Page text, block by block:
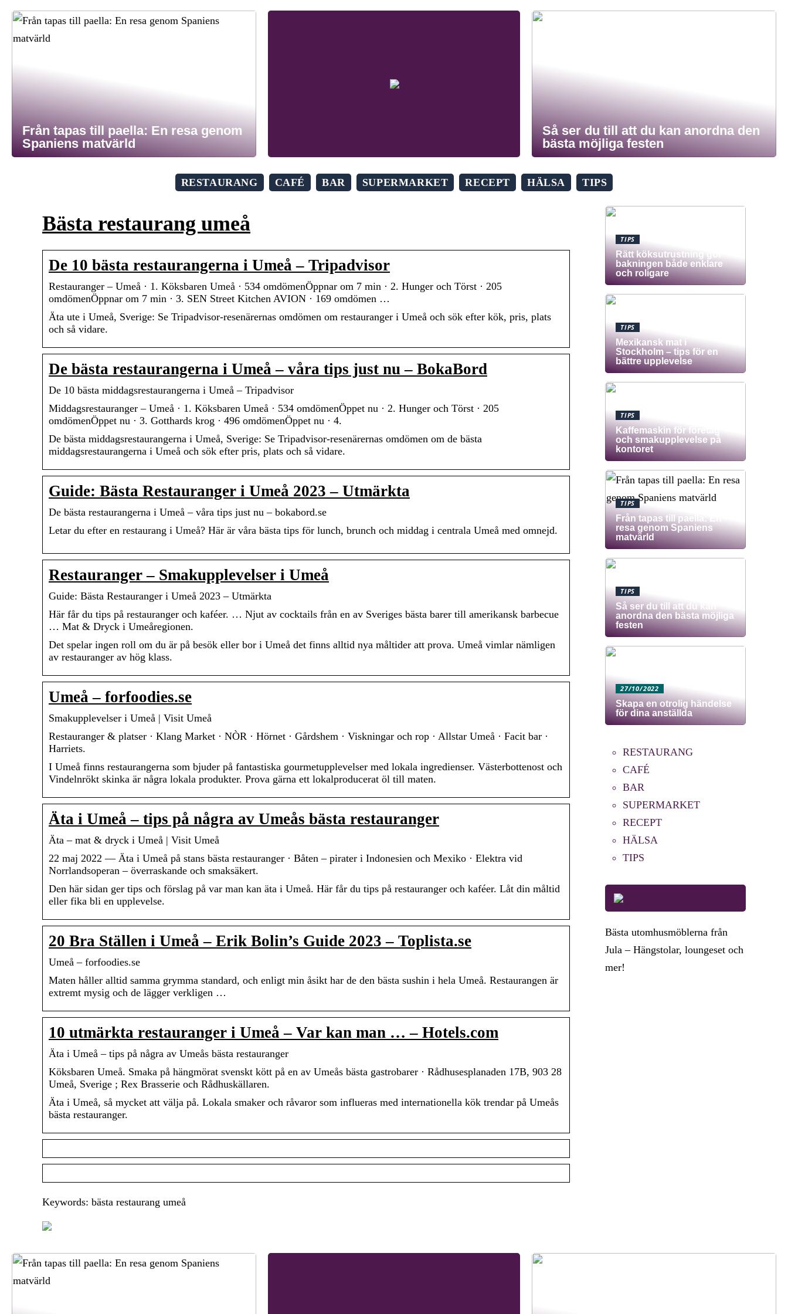
Från tapas till paella: En resa genom
Spaniens matvärld
Så ser du till att du kan anordna den
bästa möjliga festen
RESTAURANG CAFÉ BAR SUPERMARKET RECEPT HÄLSA TIPS
Bästa restaurang umeå
De 10 bästa restaurangerna i Umeå – Tripadvisor
Restauranger – Umeå · 1. Köksbaren Umeå · 534 omdömenÖppnar om 7 min · 2. Hunger och Törst · 205
omdömenÖppnar om 7 min · 3. SEN Street Kitchen AVION · 169 omdömen …
Äta ute i Umeå, Sverige: Se Tripadvisor-resenärernas omdömen om restauranger i Umeå och sök efter kök, pris, plats
och så vidare.
De bästa restaurangerna i Umeå – våra tips just nu – BokaBord
De 10 bästa middagsrestaurangerna i Umeå – Tripadvisor
Middagsrestauranger – Umeå · 1. Köksbaren Umeå · 534 omdömenÖppet nu · 2. Hunger och Törst · 205
omdömenÖppet nu · 3. Gotthards krog · 496 omdömenÖppet nu · 4.
De bästa middagsrestaurangerna i Umeå, Sverige: Se Tripadvisor-resenärernas omdömen om de bästa
middagsrestaurangerna i Umeå och sök efter pris, plats och så vidare.
Guide: Bästa Restauranger i Umeå 2023 – Utmärkta
De bästa restaurangerna i Umeå – våra tips just nu – bokabord.se
Letar du efter en restaurang i Umeå? Här är våra bästa tips för lunch, brunch och middag i centrala Umeå med omnejd.
Restauranger – Smakupplevelser i Umeå
Guide: Bästa Restauranger i Umeå 2023 – Utmärkta
Här får du tips på restauranger och kaféer. … Njut av cocktails från en av Sveriges bästa barer till amerikansk barbecue
… Mat & Dryck i Umeåregionen.
Det spelar ingen roll om du är på besök eller bor i Umeå det finns alltid nya måltider att prova. Umeå vimlar nämligen
av restauranger av hög klass.
Umeå – forfoodies.se
Smakupplevelser i Umeå | Visit Umeå
Restauranger & platser · Klang Market · NÒR · Hörnet · Gårdshem · Viskningar och rop · Allstar Umeå · Facit bar ·
Harriets.
I Umeå finns restaurangerna som bjuder på fantastiska gourmetupplevelser med lokala ingredienser. Västerbottenost och
Vindelnrökt skinka är några lokala produkter. Prova gärna ett lokalproducerat öl till maten.
Äta i Umeå – tips på några av Umeås bästa restauranger
Äta – mat & dryck i Umeå | Visit Umeå
22 maj 2022 — Äta i Umeå på stans bästa restauranger · Båten – pirater i Indonesien och Mexiko · Elektra vid
Norrlandsoperan – överraskande och smaksäkert.
Den här sidan ger tips och förslag på var man kan äta i Umeå. Här får du tips på restauranger och kaféer. Låt din måltid
eller fika bli en upplevelse.
20 Bra Ställen i Umeå – Erik Bolin’s Guide 2023 – Toplista.se
Umeå – forfoodies.se
Maten håller alltid samma grymma standard, och enligt min åsikt har de den bästa sushin i hela Umeå. Restaurangen är
extremt mysig och de lägger verkligen …
10 utmärkta restauranger i Umeå – Var kan man … – Hotels.com
Äta i Umeå – tips på några av Umeås bästa restauranger
Köksbaren Umeå. Smaka på hängmörat svenskt kött på en av Umeås bästa gastrobarer · Rådhusesplanaden 17B, 903 28
Umeå, Sverige ; Rex Brasserie och Rådhuskällaren.
Äta i Umeå, så mycket att välja på. Lokala smaker och råvaror som influeras med internationella kök trendar på Umeås
bästa restauranger.
Keywords: bästa restaurang umeå
TIPS
Rätt köksutrustning gör
bakningen både enklare
och roligare
TIPS
Mexikansk mat i
Stockholm – tips för en
bättre upplevelse
TIPS
Kaffemaskin för företag
och smakupplevelse på
kontoret
TIPS
Från tapas till paella: En
resa genom Spaniens
matvärld
TIPS
Så ser du till att du kan
anordna den bästa möjliga
festen
27/10/2022
Skapa en otrolig händelse
för dina anställda
RESTAURANG
CAFÉ
BAR
SUPERMARKET
RECEPT
HÄLSA
TIPS
Bästa utomhusmöblerna från
Jula – Hängstolar, loungeset och
mer!